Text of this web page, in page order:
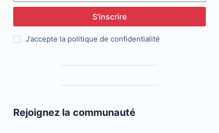
S’inscrire
J’accepte la politique de confidentialité
Rejoignez la communauté